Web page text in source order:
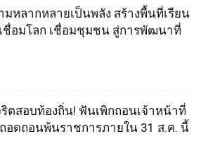
หลากหลายเป็นพลัง สร้างพื้นที่เรียน
ชื่อมโลก เชื่อมชุมชน สู่การพัฒนาที่
ริตสอบท้องถิ่น! ฟันเพิกถอนเจ้าหน้าที่
อดถอนพ้นราชการภายใน 31 ส.ค. นี้